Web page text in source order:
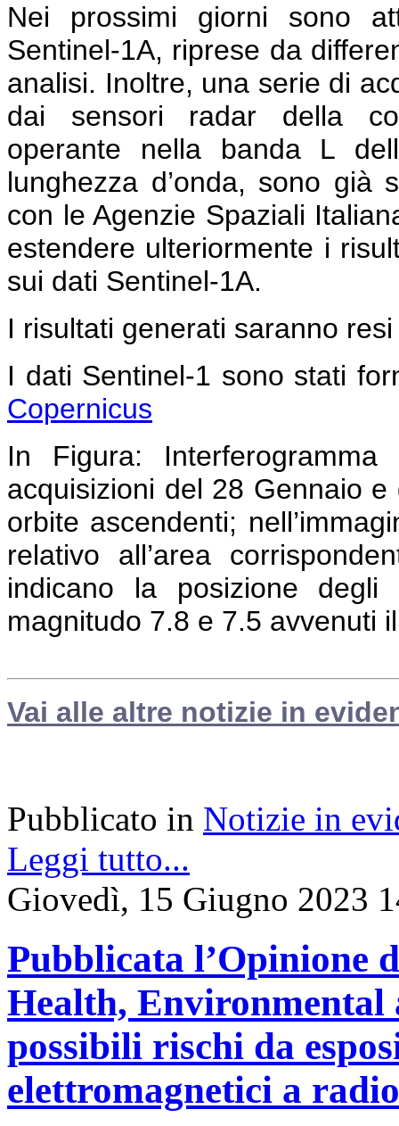
Nei prossimi giorni sono
Sentinel-1A, riprese da
analisi. Inoltre, una serie di
dai sensori radar della
operante nella banda L
lunghezza d’onda, sono già
con le Agenzie Spaziali
estendere ulteriormente i
sui dati Sentinel-1A.
I risultati generati saranno
I dati Sentinel-1 sono stati
Copernicus
In Figura:
acquisizioni del 28 Gennaio
orbite ascendenti;
relativo all’area
indicano la posizione
magnitudo 7.8 e 7.5 avvenuti
Vai alle altre notizie in
Pubblicato in Notizie in
Leggi tutto...
Giovedì, 15 Giugno 2023
Pubblicata l’Opinione
Health, Environmental
possibili rischi da
elettromagnetici a